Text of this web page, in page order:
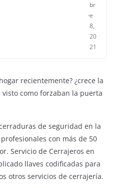
br
e
8,
20
21
recientemente? ¿crece la
como forzaban la puerta
de seguridad en la
con más de 50
Servicio de Cerrajeros en
llaves codificadas para
otros servicios de cerrajería.
LIBROS CINE Y TV
y te mostramos todos los